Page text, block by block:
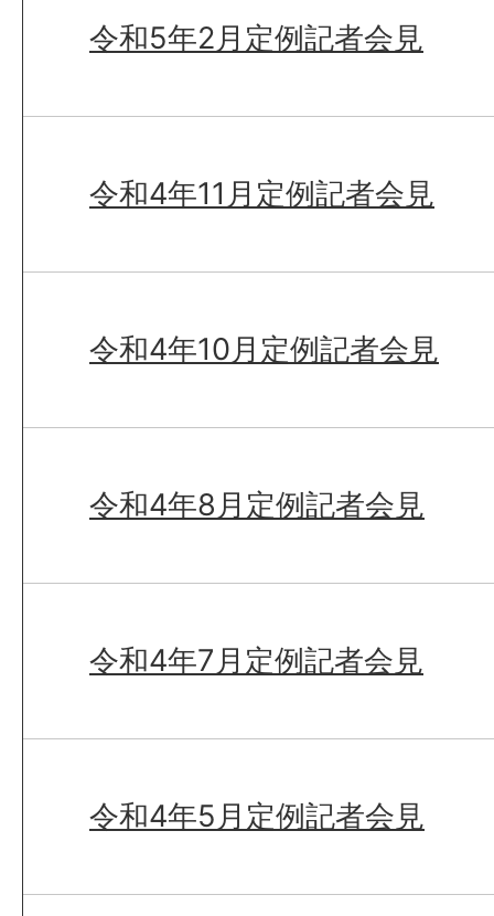
令和5年2月定例記者会見
令和4年11月定例記者会見
令和4年10月定例記者会見
令和4年8月定例記者会見
令和4年7月定例記者会見
令和4年5月定例記者会見